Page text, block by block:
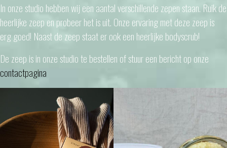
In onze studio hebben wij een aantal verschillende zepen staan. Ruik de
heerlijke zeep en probeer het is uit. Onze ervaring met deze zeep is
erg goed! Naast de zeep staat er ook een heerlijke bodyscrub!
De zeep is in onze studio te bestellen of stuur een bericht op onze
contactpagina